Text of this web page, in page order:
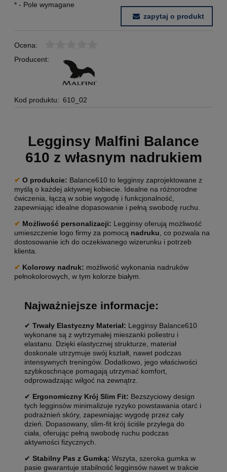
* - Pole wymagane
zapytaj o produkt
Ocena:
Producent:
Kod produktu: 610_02
Legginsy Malfini Balance
610 z własnym nadrukiem
✔ O produkcie: Balance610 to legginsy zaprojektowane z
myślą o każdej aktywnej kobiecie. Idealne na różnorodne
ćwiczenia, łączą w sobie wygodę i funkcjonalność,
zapewniając idealne dopasowanie i pełną swobodę ruchu.
✔ Możliwość personalizacji: Legginsy oferują możliwość
umieszczenie logo firmy za pomocą nadruku , co pozwala na
dostosowanie ich do oczekiwanego wizerunku i potrzeb
klienta.
✔ Kolorowy nadruk: możliwość wykonania nadruków
pełnokolorowych, w tym kolorze białym.
Najważniejsze informacje:
✔ Trwały Elastyczny Materiał: Legginsy Balance610
wykonane są z wytrzymałej mieszanki poliestru i
elastanu. Dzięki elastycznej strukturze, materiał
doskonale utrzymuje swój kształt, nawet podczas
intensywnych treningów. Dodatkowo, jego właściwości
szybkoschnące pomagają utrzymać komfort,
odprowadzając wilgoć na zewnątrz.
✔ Ergonomiczny Krój Slim Fit: Bezszyciowy design
tych legginsów minimalizuje ryzyko powstawania otarć i
podrażnień skóry, zapewniając wygodę przez cały
dzień. Dopasowany, slim-fit krój ściśle przylega do
ciała, oferując pełną swobodę ruchu podczas
aktywności fizycznych.
✔ Stabilny Pas z Gumką: Wszyta, szeroka gumka w
pasie gwarantuje stabilność legginsów nawet w trakcie